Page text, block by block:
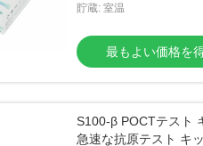
貯蔵: 室温
最もよい価格を
S100-β POCTテスト
急速な抗原テスト キ